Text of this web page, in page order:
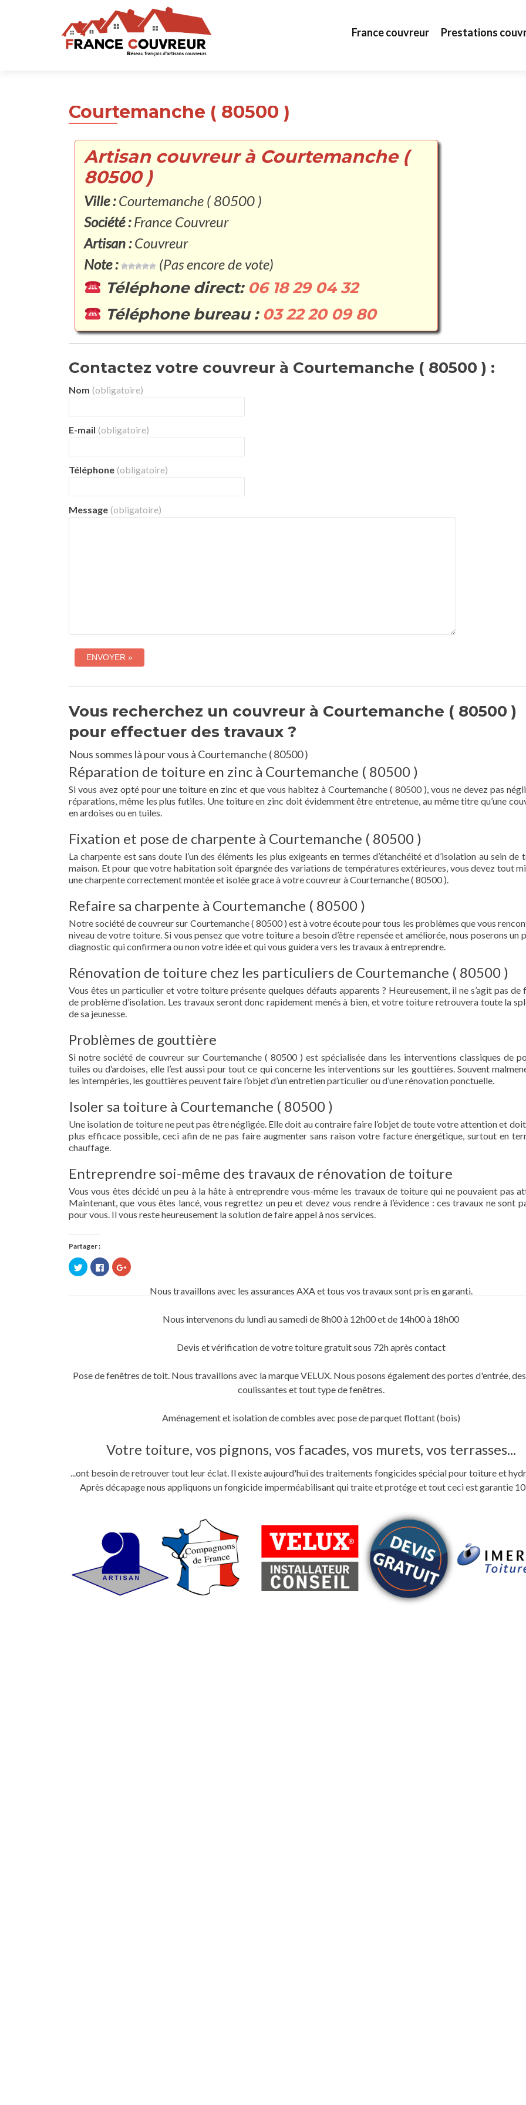
France couvreur Prestations
Courtemanche ( 80500 )
Artisan couvreur à Courtemanche (
80500 )
Ville :Courtemanche ( 80500 )
Société :France Couvreur
Artisan :Couvreur
Note :
(Pas encore de vote)
Téléphone direct: 06 18 29 04 32
Téléphone bureau : 03 22 20 09 80
Contactez votre couvreur à Courtemanche ( 80500 ) :
Nom (obligatoire)
E-mail (obligatoire)
Téléphone (obligatoire)
Message (obligatoire)
Vous recherchez un couvreur à Courtemanche ( 80500 )
pour effectuer des travaux ?
Nous sommes là pour vous à Courtemanche ( 80500 )
Réparation de toiture en zinc à Courtemanche ( 80500 )
Si vous avez opté pour une toiture en zinc et que vous habitez à Courtemanche ( 80500 ), vous ne devez pas
réparations, même les plus futiles. Une toiture en zinc doit évidemment être entretenue, au même titre qu’une
en ardoises ou en tuiles.
Fixation et pose de charpente à Courtemanche ( 80500 )
La charpente est sans doute l’un des éléments les plus exigeants en termes d’étanchéité et d’isolation au sein de
maison. Et pour que votre habitation soit épargnée des variations de températures extérieures, vous devez tout
une charpente correctement montée et isolée grace à votre couvreur à Courtemanche ( 80500 ).
Refaire sa charpente à Courtemanche ( 80500 )
Notre société de couvreur sur Courtemanche ( 80500 ) est à votre écoute pour tous les problèmes que vous
niveau de votre toiture. Si vous pensez que votre toiture a besoin d’être repensée et améliorée, nous poserons un
diagnostic qui confirmera ou non votre idée et qui vous guidera vers les travaux à entreprendre.
Rénovation de toiture chez les particuliers de Courtemanche ( 80500 )
Vous êtes un particulier et votre toiture présente quelques défauts apparents ? Heureusement, il ne s’agit pas de
de problème d’isolation. Les travaux seront donc rapidement menés à bien, et votre toiture retrouvera toute la
de sa jeunesse.
Problèmes de gouttière
Si notre société de couvreur sur Courtemanche ( 80500 ) est spécialisée dans les interventions classiques de
tuiles ou d’ardoises, elle l’est aussi pour tout ce qui concerne les interventions sur les gouttières. Souvent
les intempéries, les gouttières peuvent faire l’objet d’un entretien particulier ou d’une rénovation ponctuelle.
Isoler sa toiture à Courtemanche ( 80500 )
Une isolation de toiture ne peut pas être négligée. Elle doit au contraire faire l’objet de toute votre attention et
plus efficace possible, ceci afin de ne pas faire augmenter sans raison votre facture énergétique, surtout en
chauffage.
Entreprendre soi-même des travaux de rénovation de toiture
Vous vous êtes décidé un peu à la hâte à entreprendre vous-même les travaux de toiture qui ne pouvaient pas
Maintenant, que vous êtes lancé, vous regrettez un peu et devez vous rendre à l’évidence : ces travaux ne sont
pour vous. Il vous reste heureusement la solution de faire appel à nos services.
Partager :
Cliquez
pour
partager
Cliquez
pour
partager
Facebook(ouvre
Cliquez
pour
Google+Nous travaillons avec les assurances AXA et tous vos travaux sont pris en garanti.
Nous intervenons du lundi au samedi de 8h00 à 12h00 et de 14h00 à 18h00
Devis et vérification de votre toiture gratuit sous 72h après contact
Pose de fenêtres de toit. Nous travaillons avec la marque VELUX. Nous posons également des portes d'entrée,
coulissantes et tout type de fenêtres.
Aménagement et isolation de combles avec pose de parquet flottant (bois)
Votre toiture, vos pignons, vos facades, vos murets, vos terrasses...
...ont besoin de retrouver tout leur éclat. Il existe aujourd'hui des traitements fongicides spécial pour toiture et
Après décapage nous appliquons un fongicide imperméabilisant qui traite et protége et tout ceci est garantie 10